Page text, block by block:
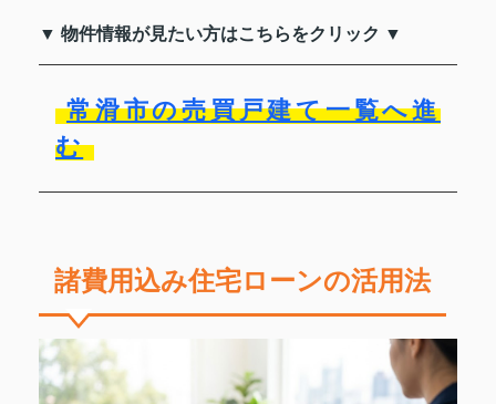
▼ 物件情報が見たい方はこちらをクリック ▼
常滑市の売買戸建て一覧へ進
む
諸費用込み住宅ローンの活用法